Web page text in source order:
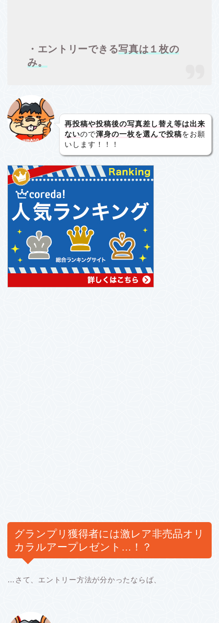
・エントリーできる写真は１枚の
み。
再投稿や投稿後の写真差し替え等は出来
ないので渾身の一枚を選んで投稿をお願
いします！！！
グランプリ獲得者には激レア非売品オリ
カラルアープレゼント…！？
…さて、エントリー方法が分かったならば、